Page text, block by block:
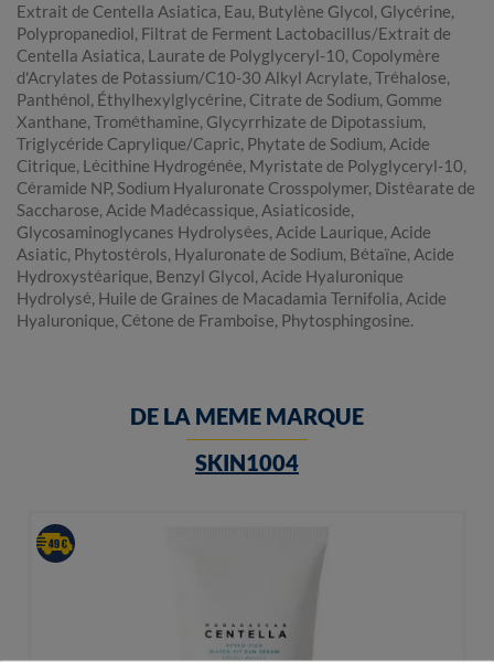
Extrait de Centella Asiatica, Eau, Butylène Glycol, Glycérine,
Polypropanediol, Filtrat de Ferment Lactobacillus/Extrait de
Centella Asiatica, Laurate de Polyglyceryl-10, Copolymère
d'Acrylates de Potassium/C10-30 Alkyl Acrylate, Tréhalose,
Panthénol, Éthylhexylglycérine, Citrate de Sodium, Gomme
Xanthane, Trométhamine, Glycyrrhizate de Dipotassium,
Triglycéride Caprylique/Capric, Phytate de Sodium, Acide
Citrique, Lécithine Hydrogénée, Myristate de Polyglyceryl-10,
Céramide NP, Sodium Hyaluronate Crosspolymer, Distéarate de
Saccharose, Acide Madécassique, Asiaticoside,
Glycosaminoglycanes Hydrolysées, Acide Laurique, Acide
Asiatic, Phytostérols, Hyaluronate de Sodium, Bétaïne, Acide
Hydroxystéarique, Benzyl Glycol, Acide Hyaluronique
Hydrolysé, Huile de Graines de Macadamia Ternifolia, Acide
Hyaluronique, Cétone de Framboise, Phytosphingosine.
DE LA MEME MARQUE
SKIN1004